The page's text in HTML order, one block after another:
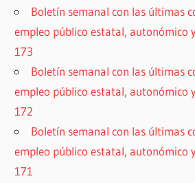
Boletín semanal con las últimas
empleo público estatal, autonómico
173
Boletín semanal con las últimas
empleo público estatal, autonómico
172
Boletín semanal con las últimas
empleo público estatal, autonómico
171